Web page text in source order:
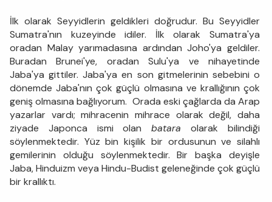
İlk olarak Seyyidlerin geldikleri doğrudur. Bu Seyyidler
Sumatra'nın kuzeyinde idiler. İlk olarak Sumatra'ya
oradan Malay yarımadasına ardından Joho'ya geldiler.
Buradan Brunei'ye, oradan Sulu'ya ve nihayetinde
Jaba'ya gittiler. Jaba'ya en son gitmelerinin sebebini o
dönemde Jaba'nın çok güçlü olmasına ve krallığının çok
geniş olmasına bağlıyorum. Orada eski çağlarda da Arap
yazarlar vardı; mihracenin mihrace olarak değil, daha
ziyade Japonca ismi olanbatara olarak bilindiği
söylenmektedir. Yüz bin kişilik bir ordusunun ve silahlı
gemilerinin olduğu söylenmektedir. Bir başka deyişle
Jaba, Hinduizm veya Hindu-Budist geleneğinde çok güçlü
bir krallıktı.